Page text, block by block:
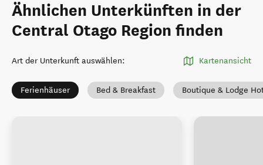
Ähnlichen Unterkünften in der
Central Otago Region finden
Art der Unterkunft auswählen: Kartenansicht
Ferienhäuser Bed & Breakfast Boutique & Lodge